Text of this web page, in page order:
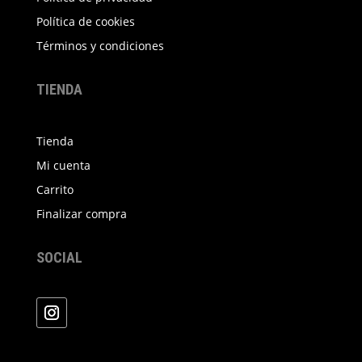
en
Política de cookies
Términos y condiciones
TIENDA
Tienda
Mi cuenta
Carrito
Finalizar compra
SOCIAL